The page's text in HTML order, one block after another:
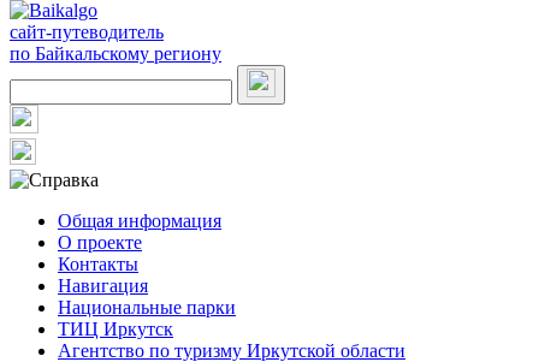
сайт-путеводитель
по Байкальскому региону
Общая информация
О проекте
Контакты
Навигация
Национальные парки
ТИЦ Иркутск
Агентство по туризму Иркутской области